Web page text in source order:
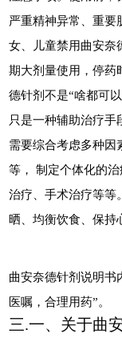
严重精神异常、重要
女、儿童禁用曲安奈
期大剂量使用，停药
德针剂不是“啥都可
只是一种辅助治疗手
需要综合考虑多种因
等， 制定个体化的
治疗、手术治疗等等
晒、均衡饮食、保持
曲安奈德针剂说明书
医嘱，合理用药”。
三.一、关于曲